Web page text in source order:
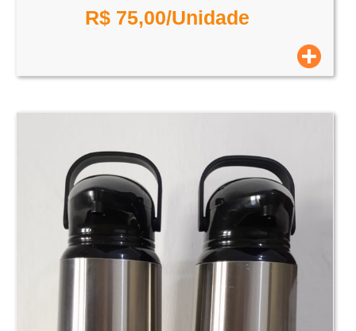
R$ 75,00/Unidade